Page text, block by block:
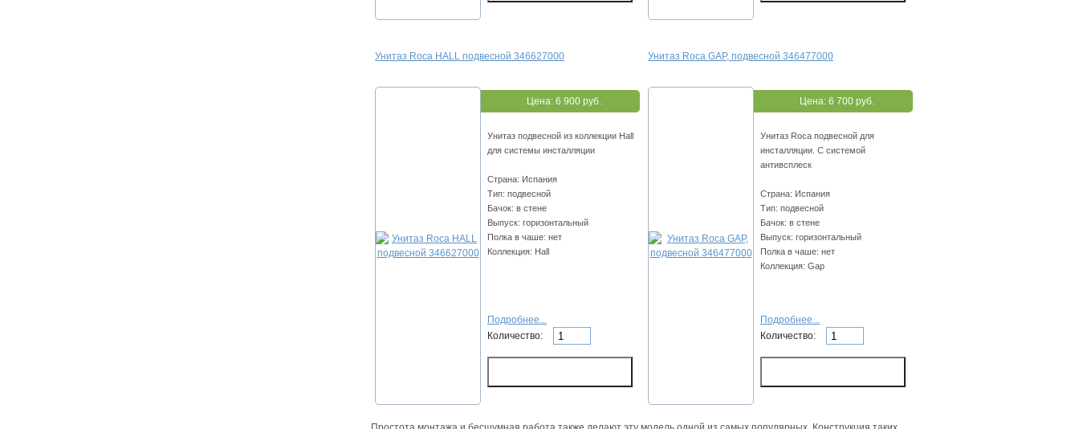
Унитаз Roca HALL подвесной 346627000
Цена: 6 900 руб.
Унитаз подвесной из коллекции Hall
для системы инсталляции
Страна: Испания
Тип: подвесной
Бачок: в стене
Выпуск: горизонтальный
Полка в чаше: нет
Коллекция: Hall
Подробнее...
Количество:
Унитаз Roca GAP, подвесной 346477000
Цена: 6 700 руб.
Унитаз Roca подвесной для
инсталляции. С системой
антивсплеск
Страна: Испания
Тип: подвесной
Бачок: в стене
Выпуск: горизонтальный
Полка в чаше: нет
Коллекция: Gap
Подробнее...
Количество: